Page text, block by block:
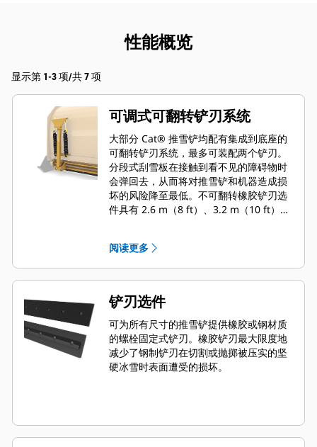
性能概览
显示第 1-3 项/共 7 项
可调式可翻转铲刃系统
大部分 Cat® 推雪铲均配有集成到底座的
可翻转铲刃系统，最多可装配两个铲刃。
分段式刮雪板在接触到看不见的障碍物时
会弹回去，从而将对推雪铲和机器造成损
坏的风险降至最低。不可翻转橡胶铲刃选
件具有 2.6 m（8 ft）、3.2 m（10 ft）和
阅读更多
铲刃选件
可为所有尺寸的推雪铲提供橡胶或钢材质
的螺栓固定式铲刃。橡胶铲刃最大限度地
减少了钢制铲刃在切割或抛掷被压实的坚
硬冰雪时表面遭受的损坏。